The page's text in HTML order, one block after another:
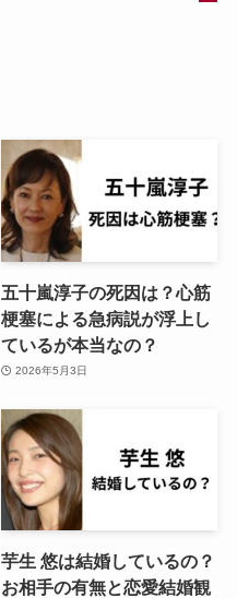
五十嵐淳子の死因は？心筋
梗塞による急病説が浮上し
ているが本当なの？
2026年5月3日
芋生 悠は結婚しているの？
お相手の有無と恋愛結婚観